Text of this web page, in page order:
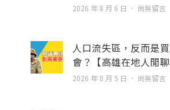
2026 年 8 月 6 日 尚無留言
人口流失區，反而是
會？【高雄在地人閒聊
2026 年 8 月 5 日 尚無留言